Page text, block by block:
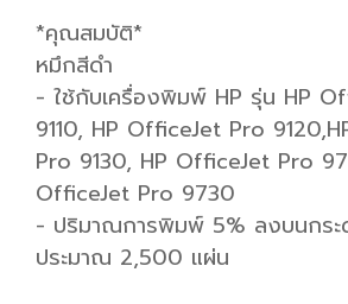
*คุณสมบัติ*
หมึกสีดำ
- ใช้กับเครื่องพิมพ์ HP รุ่น HP
9110, HP OfficeJet Pro
Pro 9130, HP OfficeJet Pro
OfficeJet Pro 9730
- ปริมาณการพิมพ์ 5% ลงบนกร
ประมาณ 2,500 แผ่น